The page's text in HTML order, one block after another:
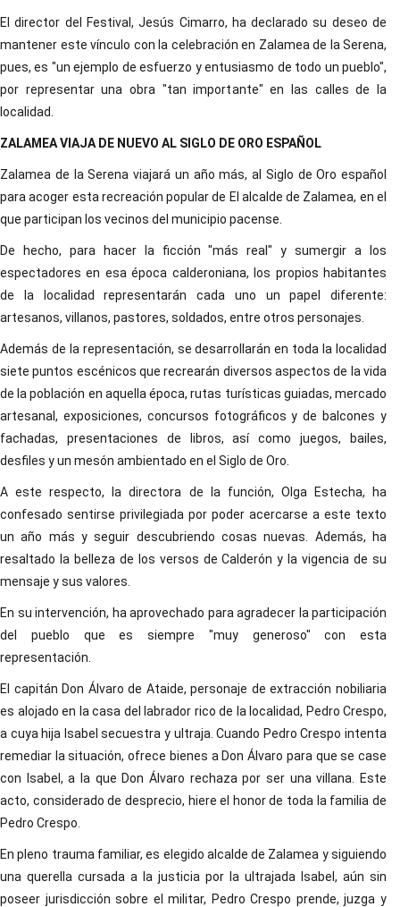
El director del Festival, Jesús Cimarro, ha declarado su deseo de
mantener este vínculo con la celebración en Zalamea de la Serena,
pues, es "un ejemplo de esfuerzo y entusiasmo de todo un pueblo",
por representar una obra "tan importante" en las calles de la
localidad.
ZALAMEA VIAJA DE NUEVO AL SIGLO DE ORO ESPAÑOL
Zalamea de la Serena viajará un año más, al Siglo de Oro español
para acoger esta recreación popular de El alcalde de Zalamea, en el
que participan los vecinos del municipio pacense.
De hecho, para hacer la ficción "más real" y sumergir a los
espectadores en esa época calderoniana, los propios habitantes
de la localidad representarán cada uno un papel diferente:
artesanos, villanos, pastores, soldados, entre otros personajes.
Además de la representación, se desarrollarán en toda la localidad
siete puntos escénicos que recrearán diversos aspectos de la vida
de la población en aquella época, rutas turísticas guiadas, mercado
artesanal, exposiciones, concursos fotográficos y de balcones y
fachadas, presentaciones de libros, así como juegos, bailes,
desfiles y un mesón ambientado en el Siglo de Oro.
A este respecto, la directora de la función, Olga Estecha, ha
confesado sentirse privilegiada por poder acercarse a este texto
un año más y seguir descubriendo cosas nuevas. Además, ha
resaltado la belleza de los versos de Calderón y la vigencia de su
mensaje y sus valores.
En su intervención, ha aprovechado para agradecer la participación
del pueblo que es siempre "muy generoso" con esta
representación.
El capitán Don Álvaro de Ataide, personaje de extracción nobiliaria
es alojado en la casa del labrador rico de la localidad, Pedro Crespo,
a cuya hija Isabel secuestra y ultraja. Cuando Pedro Crespo intenta
remediar la situación, ofrece bienes a Don Álvaro para que se case
con Isabel, a la que Don Álvaro rechaza por ser una villana. Este
acto, considerado de desprecio, hiere el honor de toda la familia de
Pedro Crespo.
En pleno trauma familiar, es elegido alcalde de Zalamea y siguiendo
una querella cursada a la justicia por la ultrajada Isabel, aún sin
poseer jurisdicción sobre el militar, Pedro Crespo prende, juzga y